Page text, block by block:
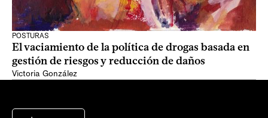
POSTURAS
El vaciamiento de la política de drogas basada en
gestión de riesgos y reducción de daños
Victoria González